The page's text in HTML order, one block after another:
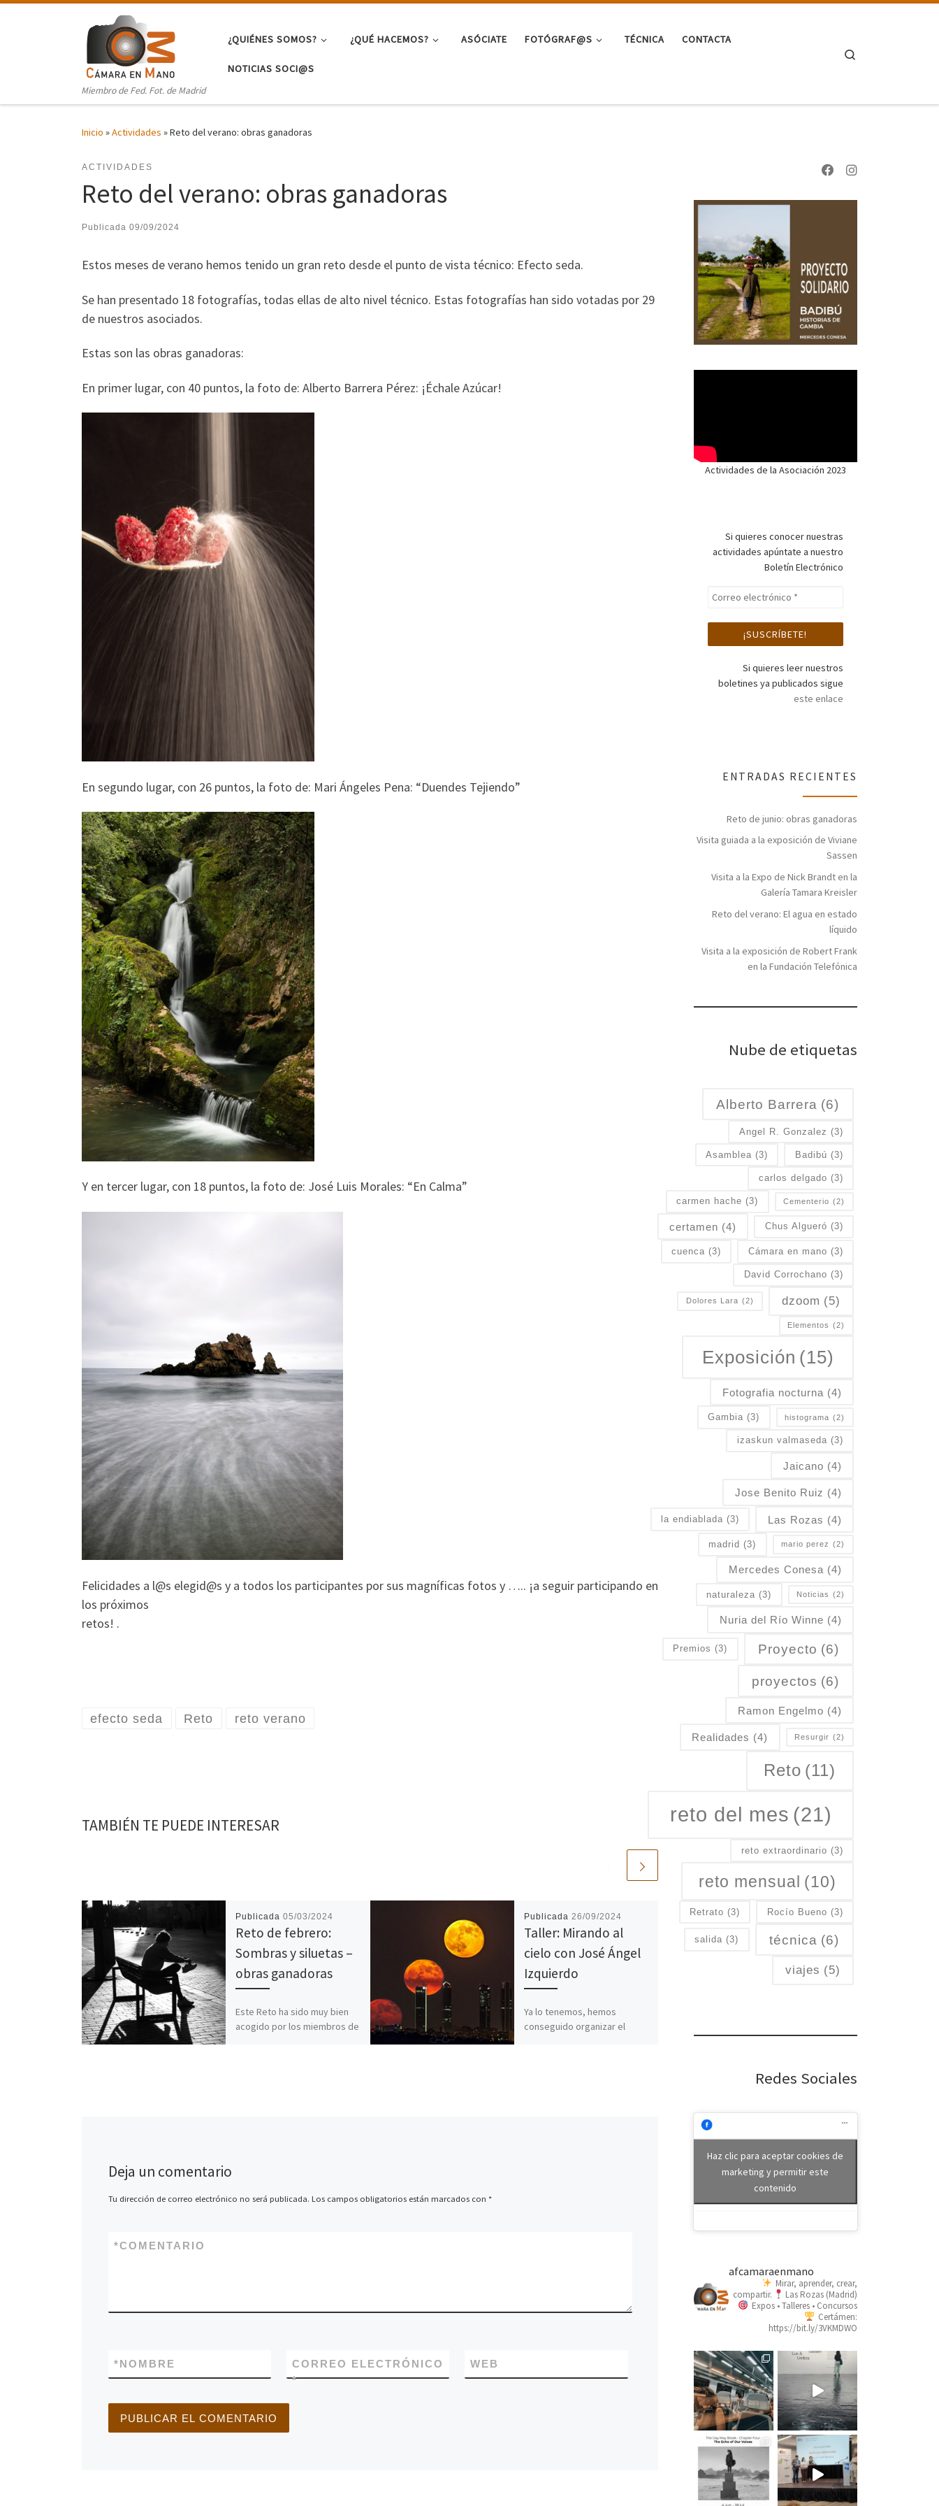
Miembro de Fed. Fot. de Madrid
¿QUIÉNES SOMOS? ¿QUÉ HACEMOS? ASÓCIATE FOTÓGRAF@S TÉCNICA CONTACTA
NOTICIAS SOCI@S
Inicio »Actividades »Reto del verano: obras ganadoras
ACTIVIDADES
Reto del verano: obras ganadoras
Publicada 09/09/2024
Estos meses de verano hemos tenido un gran reto desde el punto de vista técnico: Efecto seda.
Se han presentado 18 fotografías, todas ellas de alto nivel técnico. Estas fotografías han sido votadas por 29
de nuestros asociados.
Estas son las obras ganadoras:
En primer lugar, con 40 puntos, la foto de: Alberto Barrera Pérez: ¡Échale Azúcar!
En segundo lugar, con 26 puntos, la foto de: Mari Ángeles Pena: “Duendes Tejiendo”
Y en tercer lugar, con 18 puntos, la foto de: José Luis Morales: “En Calma”
Felicidades a l@s elegid@s y a todos los participantes por sus magníficas fotos y ….. ¡a seguir participando en
los próximos
retos! .
efecto seda Reto reto verano
TAMBIÉN TE PUEDE INTERESAR
Publicada05/03/2024
Reto de febrero:
Sombras y siluetas –
obras ganadoras
Este Reto ha sido muy bien
acogido por los miembros de
Publicada 26/09/2024
Taller: Mirando al
cielo con José Ángel
Izquierdo
Ya lo tenemos, hemos
conseguido organizar el
Publicada
Salida fotográfica: El
Hito
donde tuvimos la ventura de
Deja un comentario
Tu dirección de correo electrónico no será publicada. Los campos obligatorios están marcados con *
COMENTARIO
*
NOMBRE
*
CORREO ELECTRÓNICO
*
WEB
Actividades de la Asociación 2023
Si quieres conocer nuestras
actividades apúntate a nuestro
Boletín Electrónico
Si quieres leer nuestros
boletines ya publicados sigue
este enlace
ENTRADAS RECIENTES
Reto de junio: obras ganadoras
Visita guiada a la exposición de Viviane
Sassen
Visita a la Expo de Nick Brandt en la
Galería Tamara Kreisler
Reto del verano: El agua en estado
líquido
Visita a la exposición de Robert Frank
en la Fundación Telefónica
Nube de etiquetas
Alberto Barrera (6)
Angel R. Gonzalez (3)
Asamblea (3) Badibú (3)
carlos delgado (3)
carmen hache (3) Cementerio (2)
certamen (4) Chus Algueró (3)
cuenca (3) Cámara en mano (3)
David Corrochano (3)
Dolores Lara (2) dzoom (5)
Elementos (2)
Exposición (15)
Fotografia nocturna (4)
Gambia (3) histograma (2)
izaskun valmaseda (3)
Jaicano (4)
Jose Benito Ruiz (4)
la endiablada (3) Las Rozas (4)
madrid (3) mario perez (2)
Mercedes Conesa (4)
naturaleza (3) Noticias (2)
Nuria del Río Winne (4)
Premios (3) Proyecto (6)
proyectos (6)
Ramon Engelmo (4)
Realidades (4) Resurgir (2)
Reto (11)
reto del mes (21)
reto extraordinario (3)
reto mensual (10)
Retrato (3) Rocío Bueno (3)
salida (3) técnica (6)
viajes (5)
Redes Sociales
Haz clic para aceptar cookies de
marketing y permitir este
contenido
afcamaraenmano
Mirar, aprender, crear,
compartir.
Las Rozas (Madrid)
Expos • Talleres • Concursos
Certámen:
https://bit.ly/3VKMDWO